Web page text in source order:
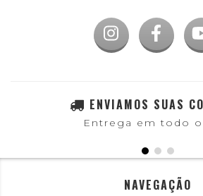
ENVIAMOS SUAS
Entrega em todo
NAVEGAÇÃO